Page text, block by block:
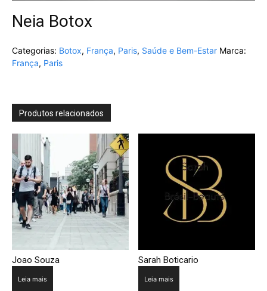
Neia Botox
Categorias: Botox, França, Paris, Saúde e Bem-Estar Marca:
França, Paris
Produtos relacionados
Joao Souza
Leia mais
Sarah Boticario
Leia mais